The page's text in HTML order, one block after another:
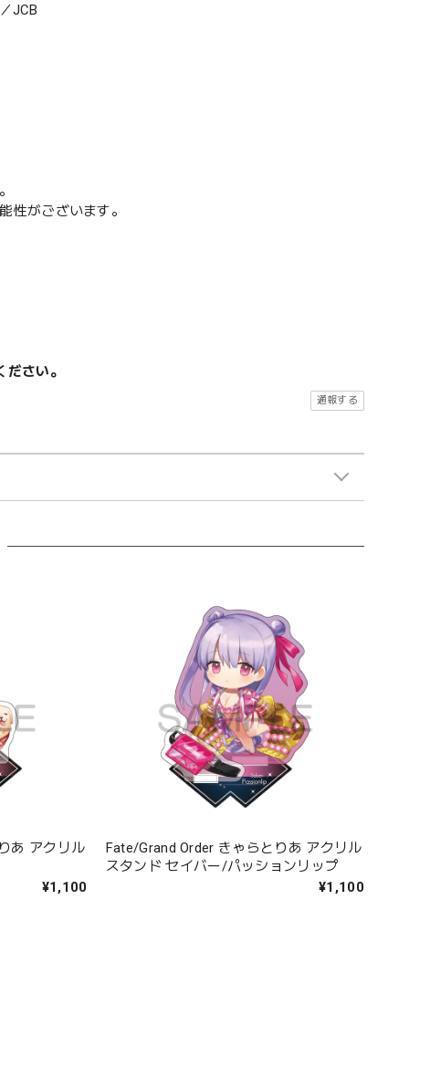
JCB
性がございます。
さい。
通報する
あ アクリル
¥1,100
Fate/Grand Order きゃらとりあ アクリル
スタンド セイバー/パッションリップ
¥1,100